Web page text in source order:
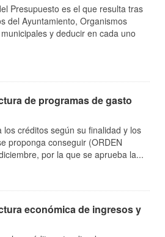
Presupuesto es el que resulta tras
del Ayuntamiento, Organismos
y deducir en cada uno
de programas de gasto
créditos según su finalidad y los
proponga conseguir (ORDEN
por la que se aprueba la...
económica de ingresos y